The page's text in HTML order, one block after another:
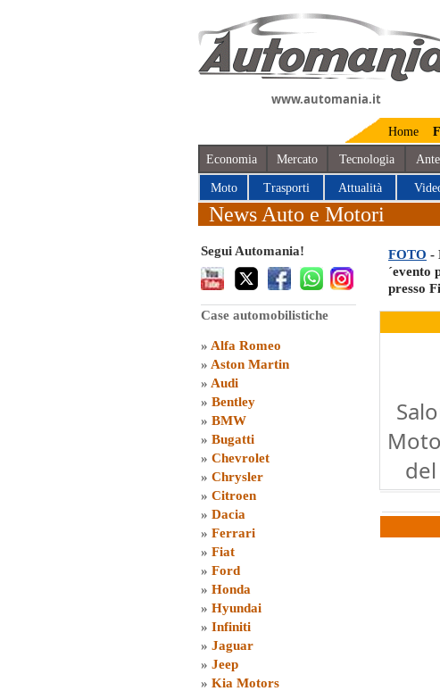
www.automania.it
Home
Economia Mercato Tecnologia
Moto Trasporti Attualità
News Auto e Motori
Segui Automania!
Case automobilistiche
» Alfa Romeo
» Aston Martin
» Audi
» Bentley
» BMW
» Bugatti
» Chevrolet
» Chrysler
» Citroen
» Dacia
» Ferrari
» Fiat
» Ford
» Honda
» Hyundai
» Infiniti
» Jaguar
» Jeep
» Kia Motors
FOTO -
´evento
presso